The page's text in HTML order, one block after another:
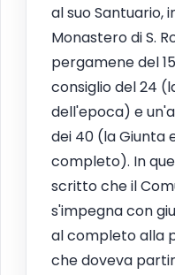
al suo Santuario,
Monastero di S.
pergamene del
consiglio del 24
dell'epoca) e
dei 40 (la Giunta
completo). In
scritto che il
s'impegna con
al completo alla
che doveva